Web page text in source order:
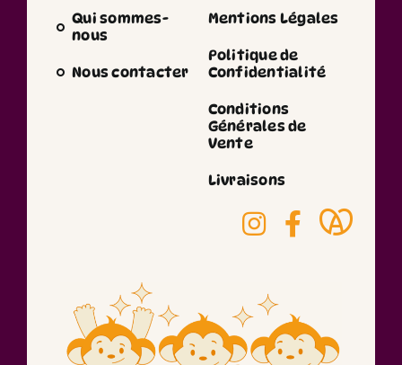
Qui sommes-
nous
Nous contacter
Mentions Légales
Politique de
Confidentialité
Conditions
Générales de
Vente
Livraisons